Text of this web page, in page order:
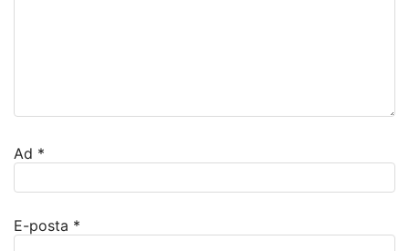
Ad *
E-posta *